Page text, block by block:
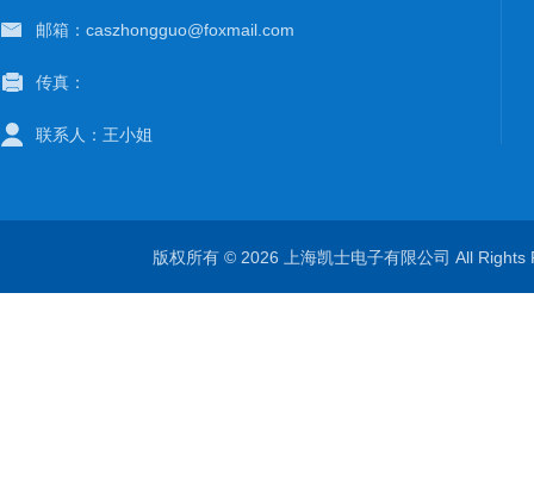
邮箱：caszhongguo@foxmail.com
传真：
联系人：王小姐
版权所有 © 2026 上海凯士电子有限公司 All